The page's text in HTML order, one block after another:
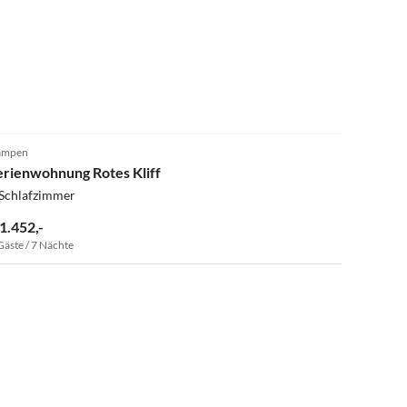
Rotes Kliff
/ 7 Nächte